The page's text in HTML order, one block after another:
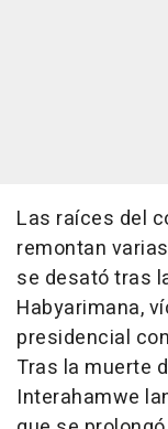
Las raíces del
remontan
se desató tras
Habyarimana,
presidencial
Tras la muerte
Interahamwe